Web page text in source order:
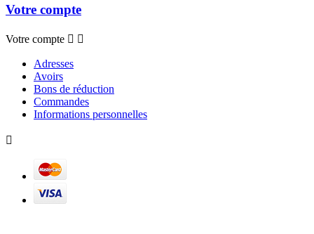
Votre compte
Votre compte  
Adresses
Avoirs
Bons de réduction
Commandes
Informations personnelles
